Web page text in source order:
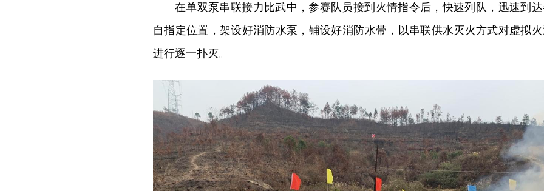
在单双泵串联接力比武中，参赛队员接到火情指令后，快速列队，迅速到
自指定位置，架设好消防水泵，铺设好消防水带，以串联供水灭火方式对虚拟
进行逐一扑灭。